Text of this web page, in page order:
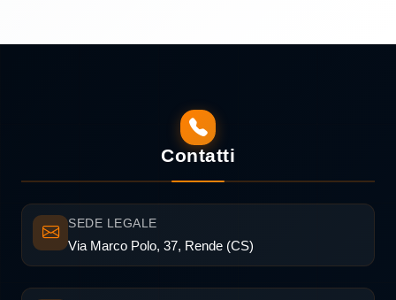
Contatti
SEDE LEGALE
Via Marco Polo, 37, Rende (CS)